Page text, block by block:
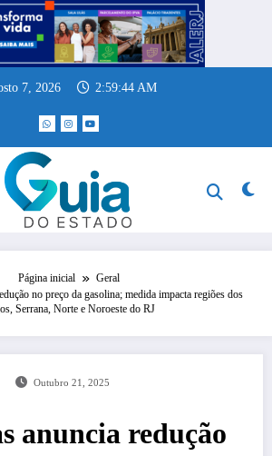
7, 2026 2:59:44 AM
Página inicial
Geral
no preço da gasolina; medida impacta regiões dos
Serrana, Norte e Noroeste do RJ
Outubro 21, 2025
anuncia redução